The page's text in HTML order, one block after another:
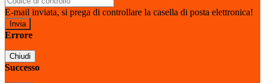
E-mail inviata, si prega di controllare la casella di posta elettronica!
Errore
Chiudi
Successo